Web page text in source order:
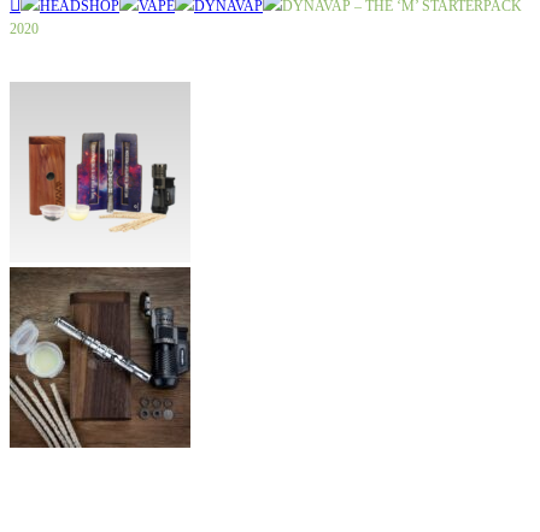
HEADSHOP VAPE DYNAVAP
DYNAVAP – THE ‘M’ STARTERPACK
2020